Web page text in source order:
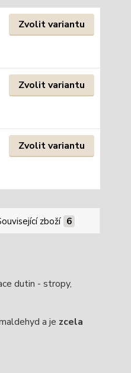
Zvolit variantu
Zvolit variantu
Zvolit variantu
zboží 6
dutin - stropy,
a je zcela